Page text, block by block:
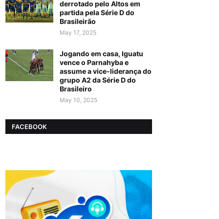
derrotado pelo Altos em
partida pela Série D do
Brasileirão
May 17, 2025
Jogando em casa, Iguatu
vence o Parnahyba e
assume a vice-liderança do
grupo A2 da Série D do
Brasileiro
May 10, 2025
FACEBOOK